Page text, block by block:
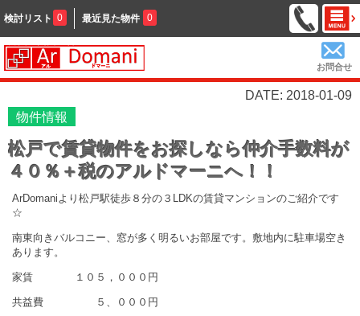
検討リスト 0 最近見た物件 0
お問合せ
DATE: 2018-01-09
物件情報
松戸で賃貸物件をお探しなら仲介手数料が
４０％＋税のアルドマーニへ！！
ArDomaniより松戸駅徒歩８分の３LDKの賃貸マンションのご紹介です
☆
南東向きバルコニー、窓が多く明るいお部屋です。敷地内に駐車場空き
あります。
家賃 １０５，０００円
共益費 ５、０００円